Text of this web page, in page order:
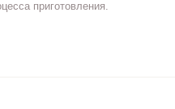
приготовления.